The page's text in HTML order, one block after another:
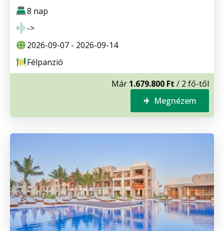
8 nap
->
2026-09-07 - 2026-09-14
Félpanzió
Már 1.679.800 Ft / 2 fő-től
Megnézem